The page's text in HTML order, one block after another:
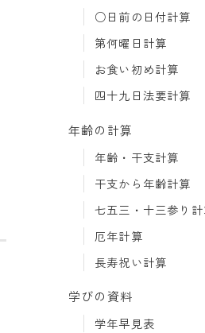
○日前の日付計算
第何曜日計算
お食い初め計算
四十九日法要計算
年齢の計算
年齢・干支計算
干支から年齢計算
七五三・十三参り
厄年計算
長寿祝い計算
学びの資料
学年早見表